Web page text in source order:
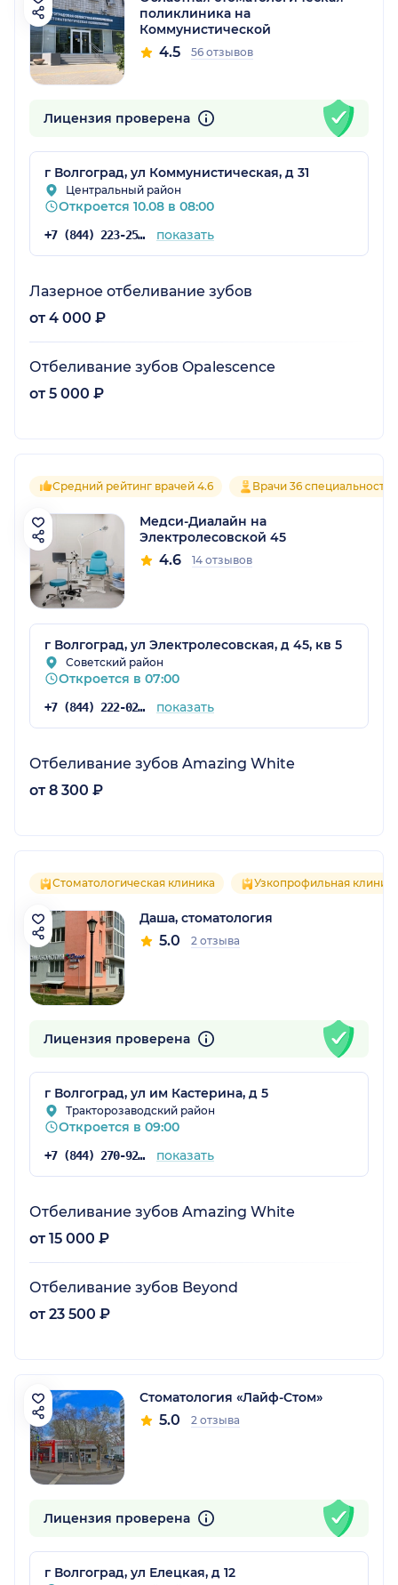
поликлиника на
Коммунистической
4.5 56 отзывов
Лицензия проверена
г Волгоград, ул Коммунистическая, д 31
Центральный район
Откроется 10.08 в 08:00
+7 (844) 223-25-18 показать
Лазерное отбеливание зубов
от 4 000 ₽
Отбеливание зубов Opalescence
от 5 000 ₽
Средний рейтинг врачей 4.6 Врачи 36 специальностей
Медси-Диалайн на
Электролесовской 45
4.6 14 отзывов
г Волгоград, ул Электролесовская, д 45, кв 5
Советский район
Откроется в 07:00
+7 (844) 222-02-20 показать
Отбеливание зубов Amazing White
от 8 300 ₽
Стоматологическая клиника Узкопрофильная
Даша, стоматология
5.0 2 отзыва
Лицензия проверена
г Волгоград, ул им Кастерина, д 5
Тракторозаводский район
Откроется в 09:00
+7 (844) 270-92-01 показать
Отбеливание зубов Amazing White
от 15 000 ₽
Отбеливание зубов Beyond
от 23 500 ₽
Стоматология «Лайф-Стом»
5.0 2 отзыва
Лицензия проверена
г Волгоград, ул Елецкая, д 12